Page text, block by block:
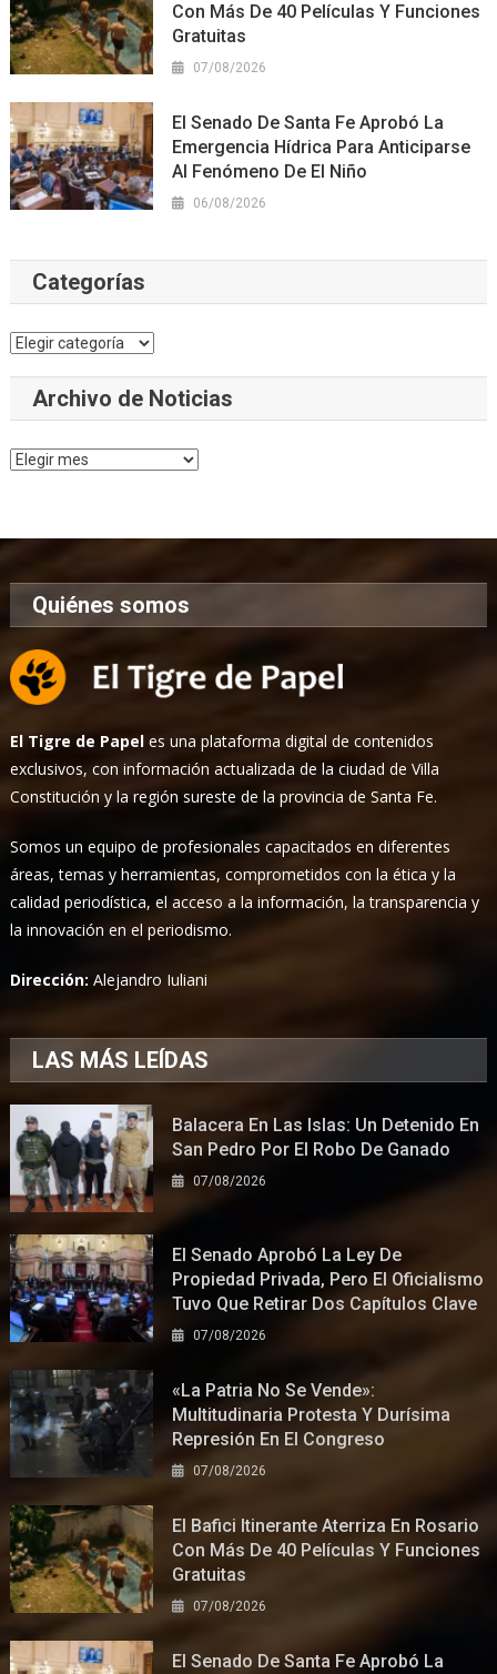
Con Más De 40 Películas Y Funciones
Gratuitas
07/08/2026
El Senado De Santa Fe Aprobó La
Emergencia Hídrica Para Anticiparse
Al Fenómeno De El Niño
06/08/2026
Categorías
Categorías
Archivo de Noticias
Archivo
Quiénes somos
El Tigre de Papel es una plataforma digital de contenidos
exclusivos, con información actualizada de la ciudad de Villa
Constitución y la región sureste de la provincia de Santa Fe.
Somos un equipo de profesionales capacitados en diferentes
áreas, temas y herramientas, comprometidos con la ética y la
calidad periodística, el acceso a la información, la transparencia y
la innovación en el periodismo.
Dirección:Alejandro Iuliani
LAS MÁS LEÍDAS
Balacera En Las Islas: Un Detenido En
San Pedro Por El Robo De Ganado
07/08/2026
El Senado Aprobó La Ley De
Propiedad Privada, Pero El Oficialismo
Tuvo Que Retirar Dos Capítulos Clave
07/08/2026
«La Patria No Se Vende»:
Multitudinaria Protesta Y Durísima
Represión En El Congreso
07/08/2026
El Bafici Itinerante Aterriza En Rosario
Con Más De 40 Películas Y Funciones
Gratuitas
07/08/2026
El Senado De Santa Fe Aprobó La